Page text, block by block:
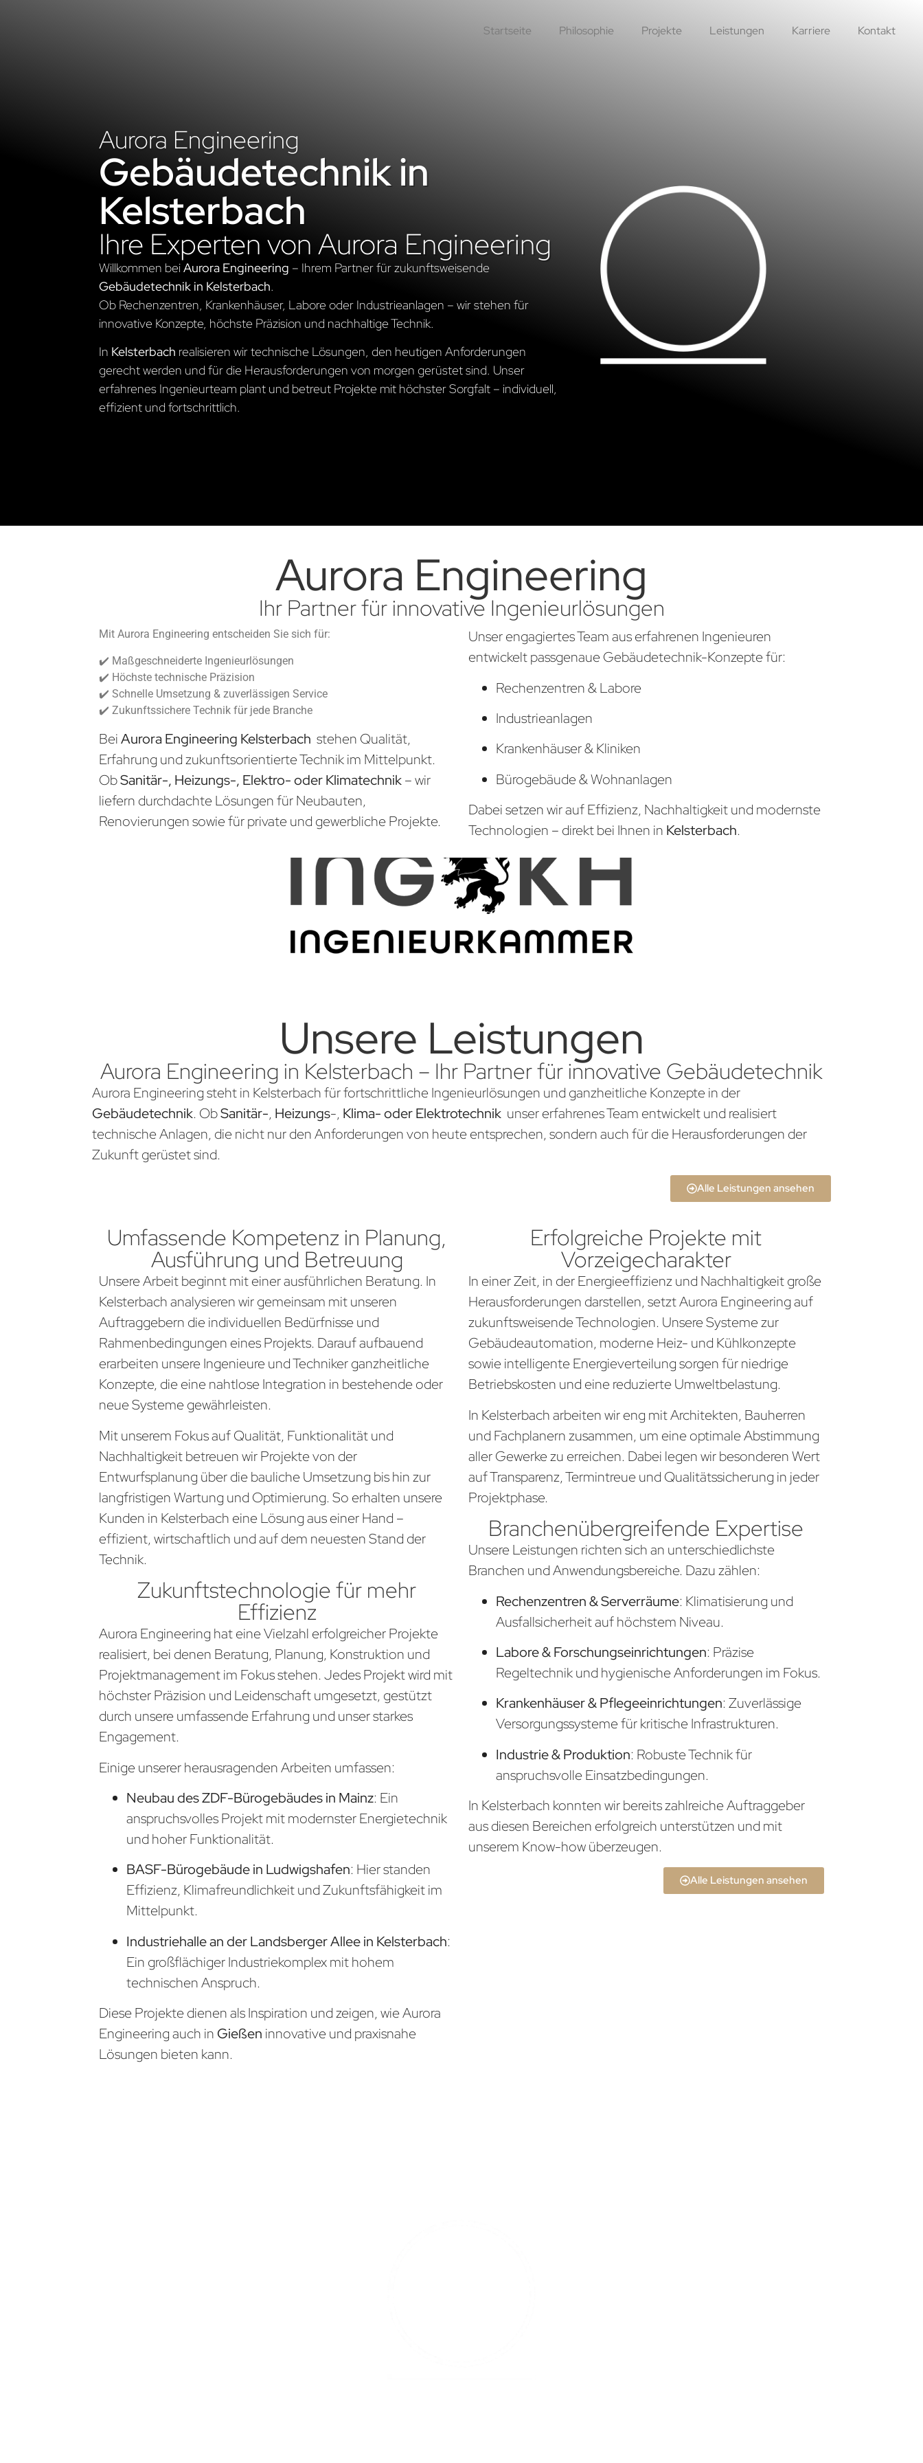
Startseite Philosophie Projekte Leistungen Karriere Kontakt
Aurora Engineering
Gebäudetechnik in
Kelsterbach
Ihre Experten von Aurora Engineering
Willkommen beiAurora Engineering – Ihrem Partner für zukunftsweisende
Gebäudetechnik in Kelsterbach.
Ob Rechenzentren, Krankenhäuser, Labore oder Industrieanlagen – wir stehen für
innovative Konzepte, höchste Präzision und nachhaltige Technik.
In Kelsterbach realisieren wir technische Lösungen, den heutigen Anforderungen
gerecht werden und für die Herausforderungen von morgen gerüstet sind. Unser
erfahrenes Ingenieurteam plant und betreut Projekte mit höchster Sorgfalt – individuell,
effizient und fortschrittlich.
Aurora Engineering
Ihr Partner für innovative Ingenieurlösungen
Mit Aurora Engineering entscheiden Sie sich für:
✔️ Maßgeschneiderte Ingenieurlösungen
✔️ Höchste technische Präzision
✔️ Schnelle Umsetzung & zuverlässigen Service
✔️ Zukunftssichere Technik für jede Branche
BeiAurora Engineering Kelsterbach stehen Qualität,
Erfahrung und zukunftsorientierte Technik im Mittelpunkt.
ObSanitär-, Heizungs-, Elektro- oder Klimatechnik– wir
liefern durchdachte Lösungen für Neubauten,
Renovierungen sowie für private und gewerbliche Projekte.
Unser engagiertes Team aus erfahrenen Ingenieuren
entwickelt passgenaue Gebäudetechnik-Konzepte für:
Rechenzentren & Labore
Industrieanlagen
Krankenhäuser & Kliniken
Bürogebäude & Wohnanlagen
Dabei setzen wir auf Effizienz, Nachhaltigkeit und modernste
Technologien – direkt bei Ihnen in Kelsterbach.
Unsere Leistungen
Aurora Engineering in Kelsterbach – Ihr Partner für innovative Gebäudetechnik
Aurora Engineering steht in Kelsterbach für fortschrittliche Ingenieurlösungen und ganzheitliche Konzepte in der
Gebäudetechnik. ObSanitär-, Heizungs-, Klima- oder Elektrotechnik unser erfahrenes Team entwickelt und realisiert
technische Anlagen, die nicht nur den Anforderungen von heute entsprechen, sondern auch für die Herausforderungen der
Zukunft gerüstet sind.
Alle Leistungen ansehen
Umfassende Kompetenz in Planung,
Ausführung und Betreuung
Unsere Arbeit beginnt mit einer ausführlichen Beratung. In
Kelsterbach analysieren wir gemeinsam mit unseren
Auftraggebern die individuellen Bedürfnisse und
Rahmenbedingungen eines Projekts. Darauf aufbauend
erarbeiten unsere Ingenieure und Techniker ganzheitliche
Konzepte, die eine nahtlose Integration in bestehende oder
neue Systeme gewährleisten.
Mit unserem Fokus auf Qualität, Funktionalität und
Nachhaltigkeit betreuen wir Projekte von der
Entwurfsplanung über die bauliche Umsetzung bis hin zur
langfristigen Wartung und Optimierung. So erhalten unsere
Kunden in Kelsterbach eine Lösung aus einer Hand –
effizient, wirtschaftlich und auf dem neuesten Stand der
Technik.
Zukunftstechnologie für mehr
Effizienz
Aurora Engineering hat eine Vielzahl erfolgreicher Projekte
realisiert, bei denen Beratung, Planung, Konstruktion und
Projektmanagement im Fokus stehen. Jedes Projekt wird mit
höchster Präzision und Leidenschaft umgesetzt, gestützt
durch unsere umfassende Erfahrung und unser starkes
Engagement.
Einige unserer herausragenden Arbeiten umfassen:
Neubau des ZDF-Bürogebäudes in Mainz: Ein
anspruchsvolles Projekt mit modernster Energietechnik
und hoher Funktionalität.
BASF-Bürogebäude in Ludwigshafen: Hier standen
Effizienz, Klimafreundlichkeit und Zukunftsfähigkeit im
Mittelpunkt.
Industriehalle an der Landsberger Allee in Kelsterbach:
Ein großflächiger Industriekomplex mit hohem
technischen Anspruch.
Diese Projekte dienen als Inspiration und zeigen, wie Aurora
Engineering auch in Gießen innovative und praxisnahe
Lösungen bieten kann.
Erfolgreiche Projekte mit
Vorzeigecharakter
In einer Zeit, in der Energieeffizienz und Nachhaltigkeit große
Herausforderungen darstellen, setzt Aurora Engineering auf
zukunftsweisende Technologien. Unsere Systeme zur
Gebäudeautomation, moderne Heiz- und Kühlkonzepte
sowie intelligente Energieverteilung sorgen für niedrige
Betriebskosten und eine reduzierte Umweltbelastung.
In Kelsterbach arbeiten wir eng mit Architekten, Bauherren
und Fachplanern zusammen, um eine optimale Abstimmung
aller Gewerke zu erreichen. Dabei legen wir besonderen Wert
auf Transparenz, Termintreue und Qualitätssicherung in jeder
Projektphase.
Branchenübergreifende Expertise
Unsere Leistungen richten sich an unterschiedlichste
Branchen und Anwendungsbereiche. Dazu zählen:
Rechenzentren & Serverräume: Klimatisierung und
Ausfallsicherheit auf höchstem Niveau.
Labore & Forschungseinrichtungen: Präzise
Regeltechnik und hygienische Anforderungen im Fokus.
Krankenhäuser & Pflegeeinrichtungen: Zuverlässige
Versorgungssysteme für kritische Infrastrukturen.
Industrie & Produktion: Robuste Technik für
anspruchsvolle Einsatzbedingungen.
In Kelsterbach konnten wir bereits zahlreiche Auftraggeber
aus diesen Bereichen erfolgreich unterstützen und mit
unserem Know-how überzeugen.
Alle Leistungen ansehen